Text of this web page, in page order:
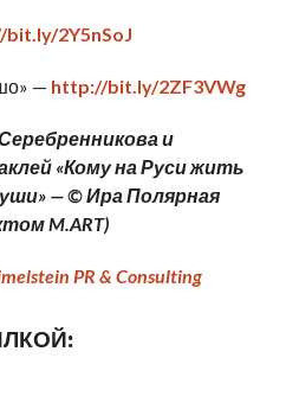
2Y5nSoJ
— http://bit.ly/2ZF3VWg
и
«Кому наРуси жить
— © Ира Полярная
M.ART)
PR & Consulting